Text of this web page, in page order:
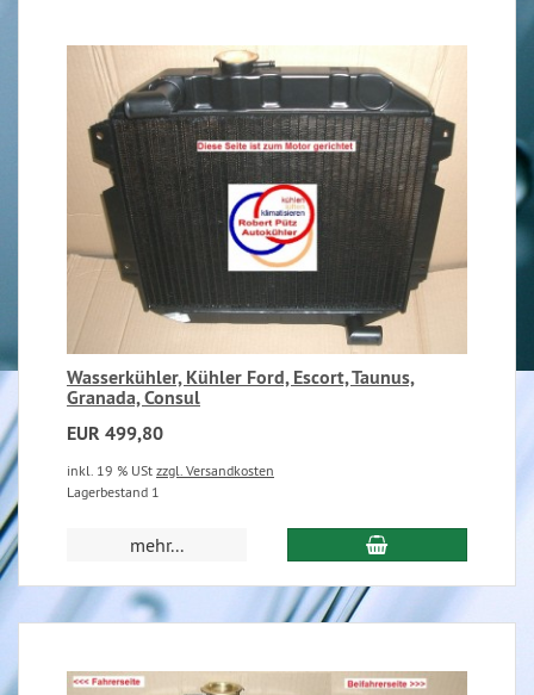
Wasserkühler, Kühler Ford, Escort, Taunus,
Granada, Consul
EUR 499,80
inkl. 19 % USt zzgl. Versandkosten
Lagerbestand 1
mehr...